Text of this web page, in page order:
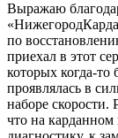
Выражаю
по
приехал в этот
которых когда-
проявлялась в
наборе скорости.
что на